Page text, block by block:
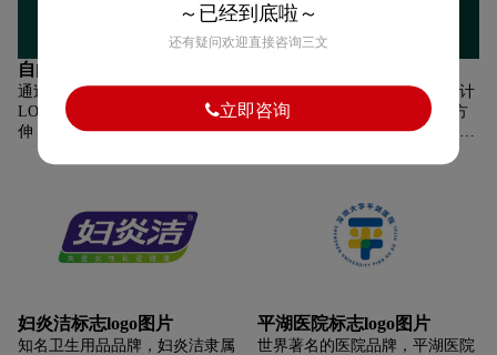
“M”。一方面,M的双门结构在整
体视觉上起到稳固、牢靠的冲击
感;另一方面，M中间的螺旋结构
于生命科学与医疗健康领域,是生
命科技核心工具的缔造者，且这
个基因符号早三角稳定结构，类
似中国古代的鼎结构,有顶天立地
引领生命科技的愿景，同时表达
与传播华大智造方正自信的价值
观。配色设计上,大部分使用科技
力的企业属性,两者相得益彰。
自由王国标志logo图片
通过卡通的动物元素来形成
LOGO，并且进行家族化的延
伸，包括猩猩，鸭子，河马等
等。采用丰富的颜色和可爱的造
标群体，成功留下印象。
世界著名的桃酥品牌，标识设计
以外形轮廓图形+内部文字的方
式进行组合设计，回归传统，致
敬中华传统糕点精粹。遵从中式/
的结构为灵感，融合糕点纹样及
中式传统印章，以此打造“酥福
家”品牌差异化。
妇炎洁标志logo图片
知名卫生用品品牌，妇炎洁隶属
平湖医院标志logo图片
世界著名的医院品牌，平湖医院
～已经到底啦～
还有疑问欢迎直接咨询三文
立即咨询